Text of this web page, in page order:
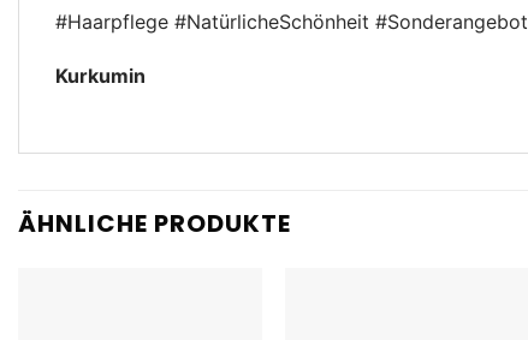
#Haarpflege #NatürlicheSchönheit #Sonderangebot
Kurkumin
ÄHNLICHE PRODUKTE